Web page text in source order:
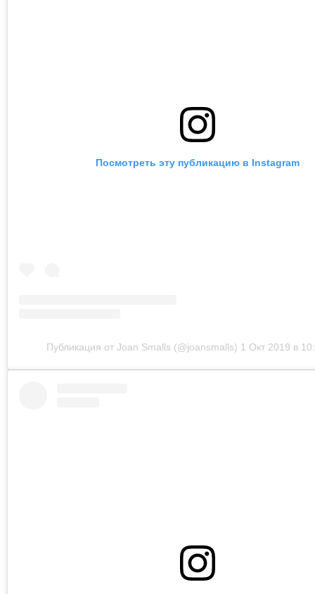
Посмотреть эту публикацию в Instagram
Публикация от Joan Smalls (@joansmalls) 1 Окт 2019 в